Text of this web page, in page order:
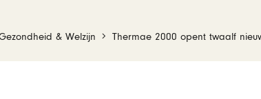
& Welzijn Thermae 2000 opent twaalf